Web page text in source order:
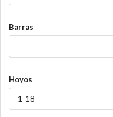
Barras
Hoyos
1-18